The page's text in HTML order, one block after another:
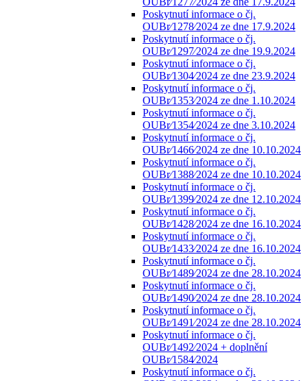
Poskytnutí informace o čj.
OUBr⁄1278⁄2024 ze dne 17.9.2024
Poskytnutí informace o čj.
OUBr⁄1297⁄2024 ze dne 19.9.2024
Poskytnutí informace o čj.
OUBr⁄1304⁄2024 ze dne 23.9.2024
Poskytnutí informace o čj.
OUBr⁄1353⁄2024 ze dne 1.10.2024
Poskytnutí informace o čj.
OUBr⁄1354⁄2024 ze dne 3.10.2024
Poskytnutí informace o čj.
OUBr⁄1466⁄2024 ze dne 10.10.2024
Poskytnutí informace o čj.
OUBr⁄1388⁄2024 ze dne 10.10.2024
Poskytnutí informace o čj.
OUBr⁄1399⁄2024 ze dne 12.10.2024
Poskytnutí informace o čj.
OUBr⁄1428⁄2024 ze dne 16.10.2024
Poskytnutí informace o čj.
OUBr⁄1433⁄2024 ze dne 16.10.2024
Poskytnutí informace o čj.
OUBr⁄1489⁄2024 ze dne 28.10.2024
Poskytnutí informace o čj.
OUBr⁄1490⁄2024 ze dne 28.10.2024
Poskytnutí informace o čj.
OUBr⁄1491⁄2024 ze dne 28.10.2024
Poskytnutí informace o čj.
OUBr⁄1492⁄2024 + doplnění
OUBr⁄1584⁄2024
Poskytnutí informace o čj.